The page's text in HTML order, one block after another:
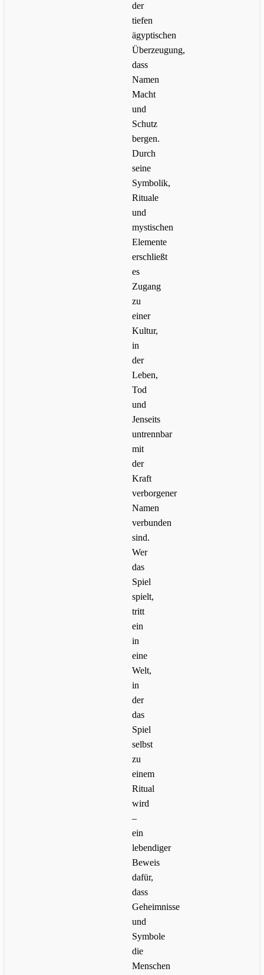
der
tiefen
ägyptischen
Überzeugung,
dass
Namen
Macht
und
Schutz
bergen.
Durch
seine
Symbolik,
Rituale
und
mystischen
Elemente
erschließt
es
Zugang
zu
einer
Kultur,
in
der
Leben,
Tod
und
Jenseits
untrennbar
mit
der
Kraft
verborgener
Namen
verbunden
sind.
Wer
das
Spiel
spielt,
tritt
ein
in
eine
Welt,
in
der
das
Spiel
selbst
zu
einem
Ritual
wird
–
ein
lebendiger
Beweis
dafür,
dass
Geheimnisse
und
Symbole
die
Menschen